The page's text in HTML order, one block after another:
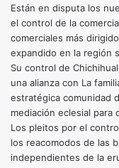
Están en disputa los
el control de la
comerciales más
expandido en la región
Su control de
una alianza con La
estratégica comunidad
mediación eclesial para
Los pleitos por el
los reacomodos de las
independientes de la